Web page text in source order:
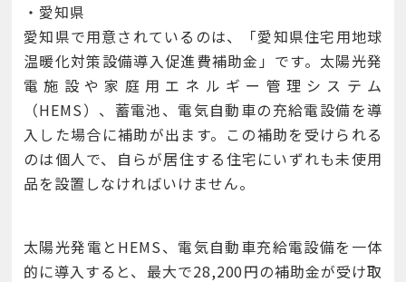
・愛知県
愛知県で用意されているのは、「愛知県住宅用地球
温暖化対策設備導入促進費補助金」です。太陽光発
電施設や家庭用エネルギー管理システム
（HEMS）、蓄電池、電気自動車の充給電設備を導
入した場合に補助が出ます。この補助を受けられる
のは個人で、自らが居住する住宅にいずれも未使用
品を設置しなければいけません。
太陽光発電とHEMS、電気自動車充給電設備を一体
的に導入すると、最大で28,200円の補助金が受け取